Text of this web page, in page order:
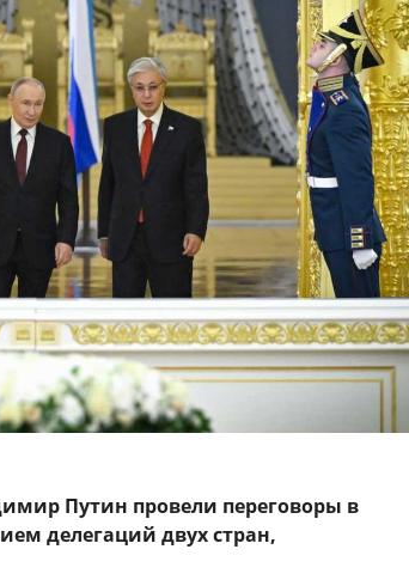
Путин провели переговоры в
делегаций двух стран,